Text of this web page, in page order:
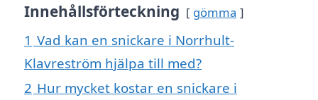
Innehållsförteckning gömma
1 Vad kan en snickare i Norrhult-
Klavreström hjälpa till med?
2 Hur mycket kostar en snickare i